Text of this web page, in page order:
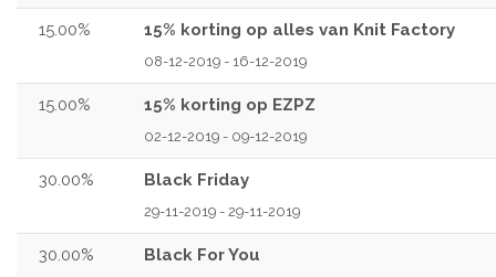
15.00% 15% korting op alles van Knit Factory
08-12-2019 - 16-12-2019
15.00% 15% korting op EZPZ
02-12-2019 - 09-12-2019
30.00% Black Friday
29-11-2019 - 29-11-2019
30.00% Black For You